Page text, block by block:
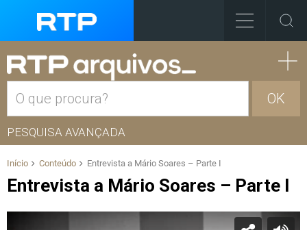
OK
PESQUISA AVANÇADA
Início Conteúdo Entrevista a Mário Soares – Parte I
Entrevista a Mário Soares – Parte I